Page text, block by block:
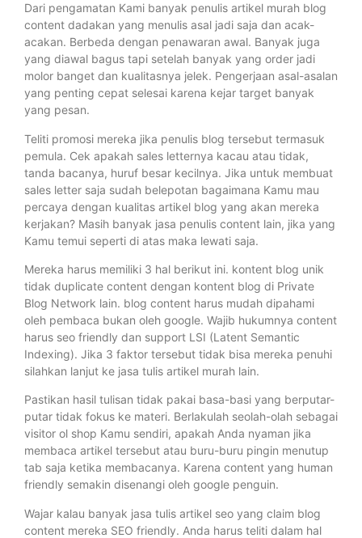
Dari pengamatan Kami banyak penulis artikel murah blog
content dadakan yang menulis asal jadi saja dan acak-
acakan. Berbeda dengan penawaran awal. Banyak juga
yang diawal bagus tapi setelah banyak yang order jadi
molor banget dan kualitasnya jelek. Pengerjaan asal-asalan
yang penting cepat selesai karena kejar target banyak
yang pesan.
Teliti promosi mereka jika penulis blog tersebut termasuk
pemula. Cek apakah sales letternya kacau atau tidak,
tanda bacanya, huruf besar kecilnya. Jika untuk membuat
sales letter saja sudah belepotan bagaimana Kamu mau
percaya dengan kualitas artikel blog yang akan mereka
kerjakan? Masih banyak jasa penulis content lain, jika yang
Kamu temui seperti di atas maka lewati saja.
Mereka harus memiliki 3 hal berikut ini. kontent blog unik
tidak duplicate content dengan kontent blog di Private
Blog Network lain. blog content harus mudah dipahami
oleh pembaca bukan oleh google. Wajib hukumnya content
harus seo friendly dan support LSI (Latent Semantic
Indexing). Jika 3 faktor tersebut tidak bisa mereka penuhi
silahkan lanjut ke jasa tulis artikel murah lain.
Pastikan hasil tulisan tidak pakai basa-basi yang berputar-
putar tidak fokus ke materi. Berlakulah seolah-olah sebagai
visitor ol shop Kamu sendiri, apakah Anda nyaman jika
membaca artikel tersebut atau buru-buru pingin menutup
tab saja ketika membacanya. Karena content yang human
friendly semakin disenangi oleh google penguin.
Wajar kalau banyak jasa tulis artikel seo yang claim blog
content mereka SEO friendly. Anda harus teliti dalam hal